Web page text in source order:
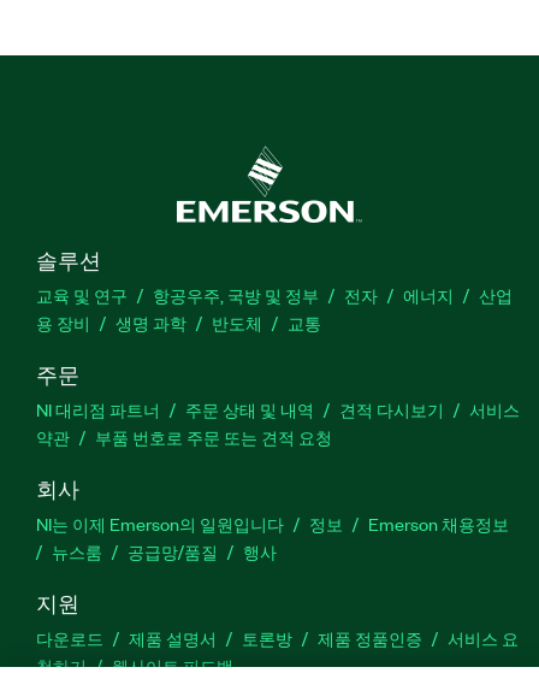
솔루션
교육 및 연구 항공우주, 국방 및 정부 전자 에너지
산업
용 장비
생명 과학 반도체 교통
주문
NI 대리점 파트너 주문 상태 및 내역 견적 다시보기
서비스
약관
부품 번호로 주문 또는 견적 요청
회사
NI는 이제 Emerson의 일원입니다 정보
Emerson 채용정보
뉴스룸
공급망/품질 행사
지원
다운로드 제품 설명서 토론방 제품 정품인증
서비스 요
청하기
웹사이트 피드백